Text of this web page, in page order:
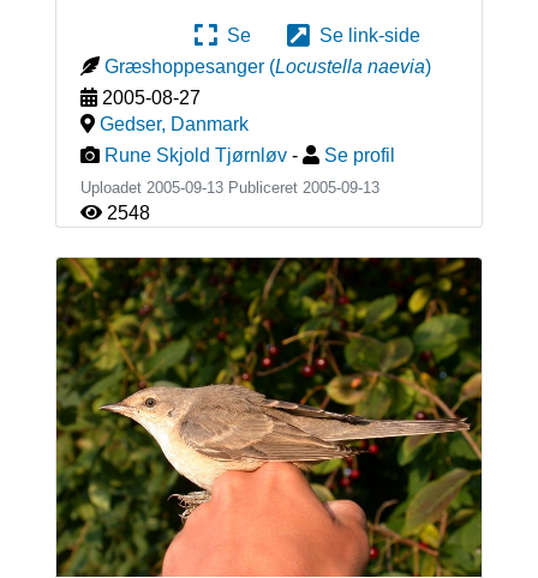
Se
Se link-side
Græshoppesanger (Locustella naevia)
2005-08-27
Gedser, Danmark
Rune Skjold Tjørnløv - Se profil
Uploadet 2005-09-13 Publiceret 2005-09-13
2548